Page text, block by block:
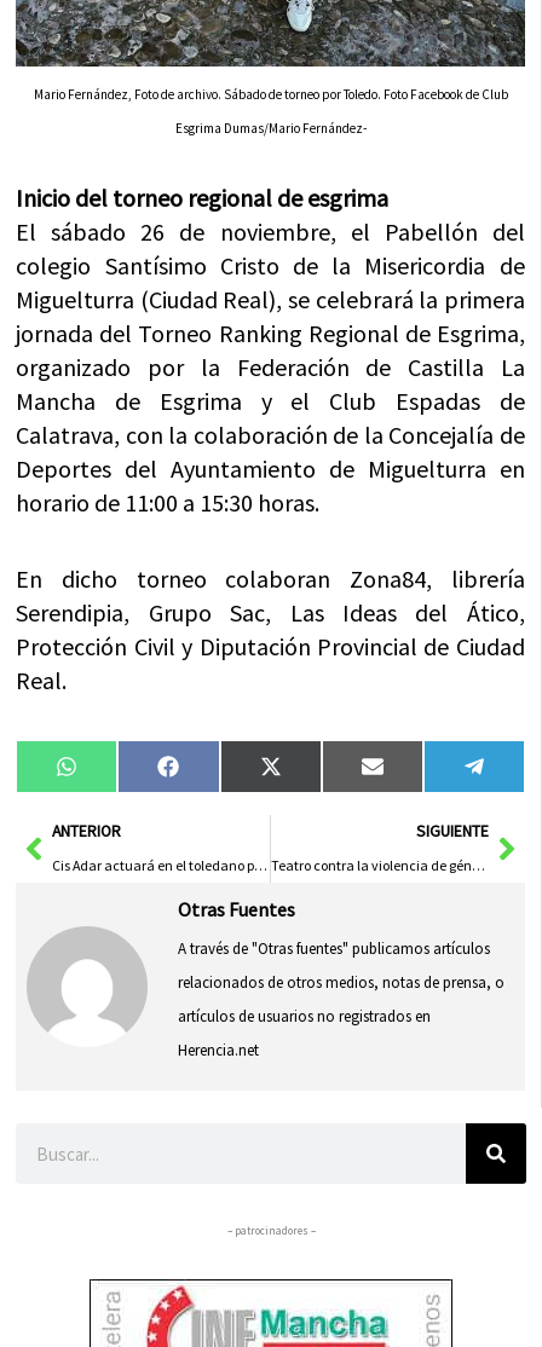
Mario Fernández, Foto de archivo. Sábado de torneo por Toledo. Foto Facebook de Club
Esgrima Dumas/Mario Fernández-
Inicio del torneo regional de esgrima
El sábado 26 de noviembre, el Pabellón del
colegio Santísimo Cristo de la Misericordia de
Miguelturra (Ciudad Real), se celebrará la primera
jornada del Torneo Ranking Regional de Esgrima,
organizado por la Federación de Castilla La
Mancha de Esgrima y el Club Espadas de
Calatrava, con la colaboración de la Concejalía de
Deportes del Ayuntamiento de Miguelturra en
horario de 11:00 a 15:30 horas.
En dicho torneo colaboran Zona84, librería
Serendipia, Grupo Sac, Las Ideas del Ático,
Protección Civil y Diputación Provincial de Ciudad
Real.
Compartir
en
WhatsAppCompartir
en
FacebookCompartir
en
X
(Twitter)
Compartir
en
Email
en
AntANTERIOR
Cis Adar actuará en el toledano pueblo de Pantoja
SIGUIENTE
Teatro contra la violencia de género el 25 de noviembre en Herencia
Otras Fuentes
A través de "Otras fuentes" publicamos artículos
relacionados de otros medios, notas de prensa, o
artículos de usuarios no registrados en
Herencia.net
– patrocinadores –